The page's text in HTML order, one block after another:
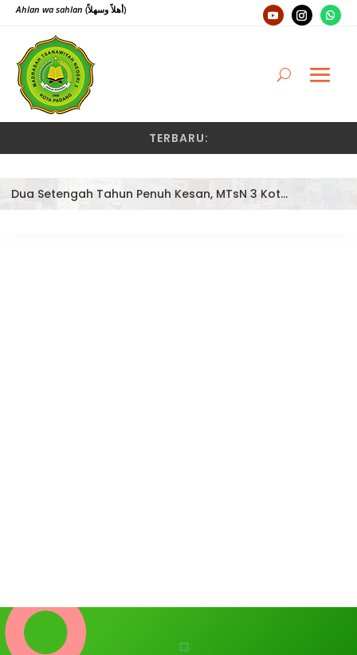
Ahlan wa sahlan (أهلاً وسهلاً)
TERBARU:
Dua Setengah Tahun Penuh Kesan, MTsN 3 Kota Padang Lepas Pengawas Pembina Dra. Nayusminar Nasrun